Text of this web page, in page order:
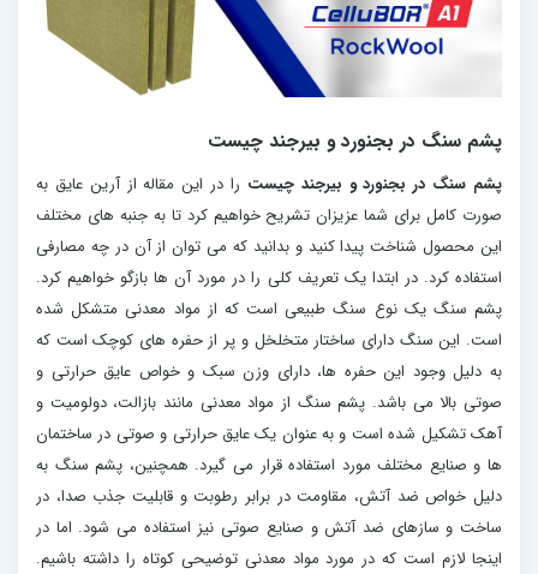
پشم سنگ در بجنورد و بیرجند چیست
پشم سنگ در بجنورد و بیرجند چیست را در این مقاله از آرین عایق به
صورت کامل برای شما عزیزان تشریح خواهیم کرد تا به جنبه های مختلف
این محصول شناخت پیدا کنید و بدانید که می توان از آن در چه مصارفی
استفاده کرد. در ابتدا یک تعریف کلی را در مورد آن ها بازگو خواهیم کرد.
پشم سنگ یک نوع سنگ طبیعی است که از مواد معدنی متشکل شده
است. این سنگ دارای ساختار متخلخل و پر از حفره های کوچک است که
به دلیل وجود این حفره ها، دارای وزن سبک و خواص عایق حرارتی و
صوتی بالا می باشد. پشم سنگ از مواد معدنی مانند بازالت، دولومیت و
آهک تشکیل شده است و به عنوان یک عایق حرارتی و صوتی در ساختمان
ها و صنایع مختلف مورد استفاده قرار می گیرد. همچنین، پشم سنگ به
دلیل خواص ضد آتش، مقاومت در برابر رطوبت و قابلیت جذب صدا، در
ساخت و سازهای ضد آتش و صنایع صوتی نیز استفاده می شود. اما در
اینجا لازم است که در مورد مواد معدنی توضیحی کوتاه را داشته باشیم.